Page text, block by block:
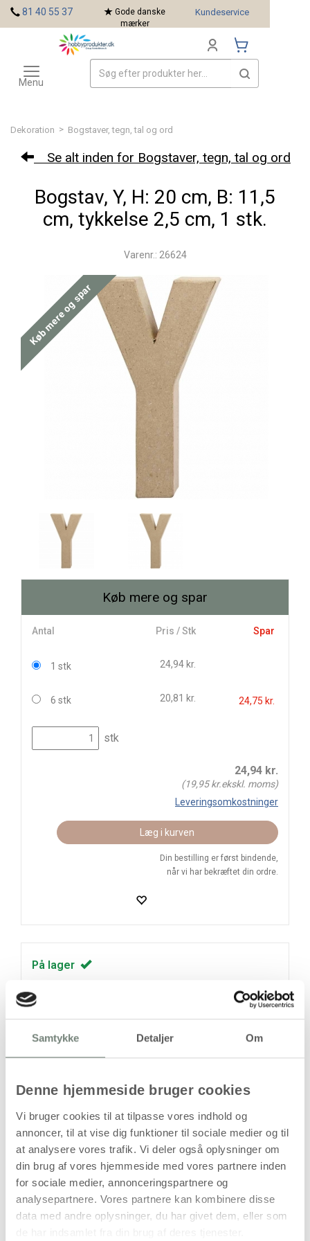
Samtykke Detaljer Om
Denne hjemmeside bruger cookies
Vi bruger cookies til at tilpasse vores indhold og
annoncer, til at vise dig funktioner til sociale medier og til
at analysere vores trafik. Vi deler også oplysninger om
din brug af vores hjemmeside med vores partnere inden
for sociale medier, annonceringspartnere og
analysepartnere. Vores partnere kan kombinere disse
data med andre oplysninger, du har givet dem, eller som
Dekoration > Bogstaver, tegn, tal og ord
Se alt inden for Bogstaver, tegn, tal og ord
Bogstav, Y, H: 20 cm, B: 11,5
cm, tykkelse 2,5 cm, 1 stk.
Varenr.: 26624
Køb mere og spar
Køb mere og spar
Antal Pris / Stk Spar
1 stk 24,94 kr.
6 stk 20,81 kr. 24,75 kr.
stk
24,94 kr.
(19,95kr.ekskl. moms)
Leveringsomkostninger
Læg i kurven
Din bestilling er først bindende,
når vi har bekræftet din ordre.
På lager
Handelsbetingelser
Produktbeskrivelse
Dette bogstav er håndlavet i papmaché og formet som et
Y. Konstruktionen er let og har en rå, mat overflade, som er
karakteristisk for papmaché. Størrelsen gør bogstavet
velegnet til dekorative formål, udstilling og kreative
projekter, hvor et stort bogstav med tydelig form ønskes.
81 40 55 37
Gode danske
mærker
Kundeservice
Toggle
navigation
Menu
Mærker